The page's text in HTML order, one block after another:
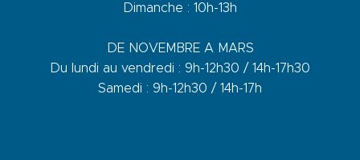
Dimanche : 10h-13h
DE NOVEMBRE A MARS
Du lundi au vendredi : 9h-12h30 / 14h-17h30
Samedi : 9h-12h30 / 14h-17h